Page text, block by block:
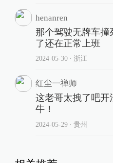
henanren
那个驾驶无牌车
了还在正常上班
2024-05-30∙ 浙江
红尘一禅师
这老哥太拽了吧开
牛！
2024-05-29∙ 贵州